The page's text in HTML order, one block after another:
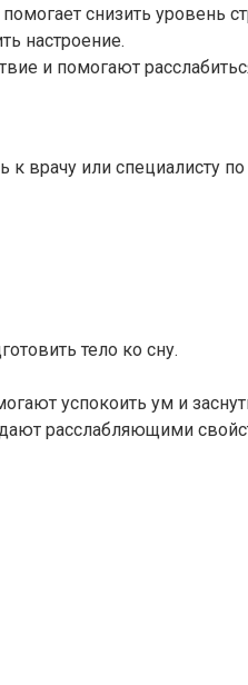
снизить уровень
настроение.
и помогают
врачу или специалисту
тело ко сну.
успокоить ум и
расслабляющими